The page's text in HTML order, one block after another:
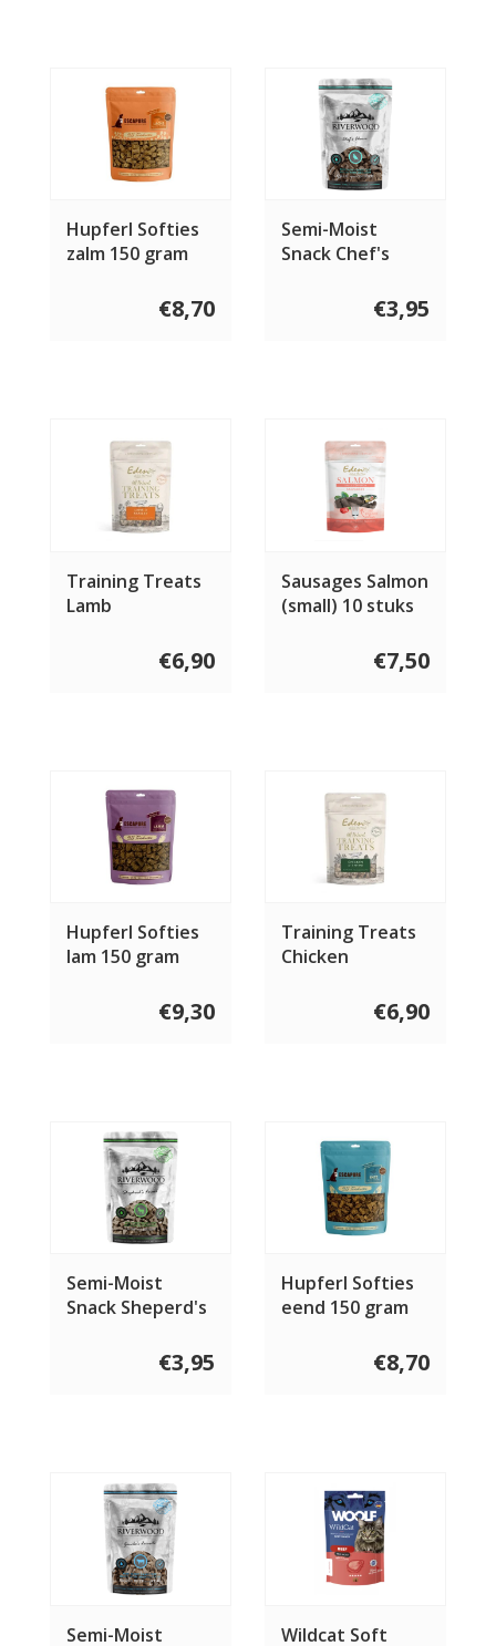
Hupferl Softies
zalm 150 gram
€8,70
Semi-Moist
Snack Chef's
€3,95
Training Treats
Lamb
€6,90
Sausages Salmon
(small) 10 stuks
€7,50
Hupferl Softies
lam 150 gram
€9,30
Training Treats
Chicken
€6,90
Semi-Moist
Snack Sheperd's
€3,95
Hupferl Softies
eend 150 gram
€8,70
Semi-Moist Wildcat Soft